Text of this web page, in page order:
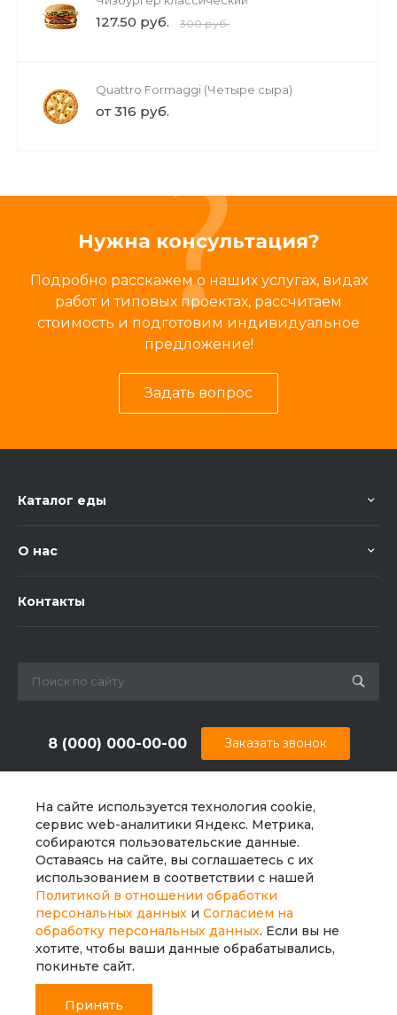
На сайте используется технология cookie,
сервис web-аналитики Яндекс. Метрика,
собираются пользовательские данные.
Оставаясь на сайте, вы соглашаетесь с их
использованием в соответствии с нашей
Политикой в отношении обработки
персональных данных и Согласием на
обработку персональных данных. Если вы не
хотите, чтобы ваши данные обрабатывались,
покиньте сайт.
Принять
127.50 руб. 300 руб.
Quattro Formaggi (Четыре сыра)
от 316 руб.
Нужна консультация?
Подробно расскажем о наших услугах, видах
работ и типовых проектах, рассчитаем
стоимость и подготовим индивидуальное
предложение!
Задать вопрос
Каталог еды
О нас
Контакты
8 (000) 000-00-00
г. Екатеринбург, ул. Шапкина, д. 11
Заказать звонок